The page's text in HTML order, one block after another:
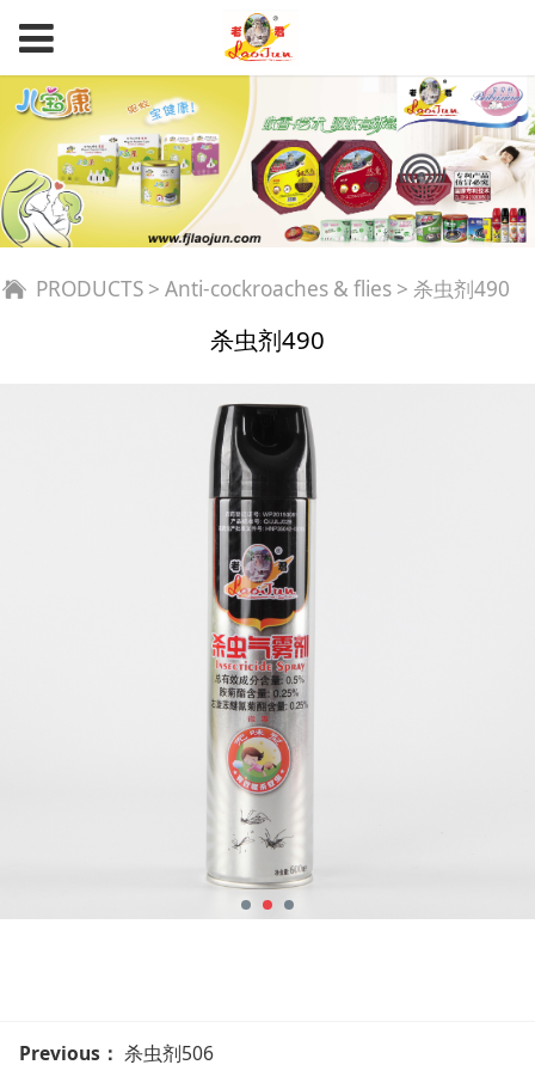
杀虫剂490
PRODUCTS > Anti-cockroaches & flies > 杀虫剂490
杀虫剂490
Previous： 杀虫剂506